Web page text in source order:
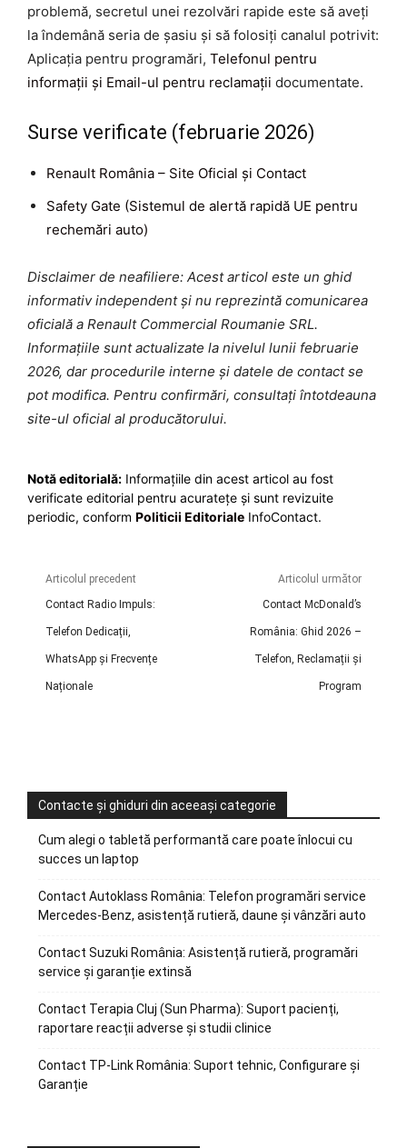
problemă, secretul unei rezolvări rapide este să aveți
la îndemână seria de șasiu și să folosiți canalul potrivit:
Aplicația pentru programări, Telefonul pentru
informații și Email-ul pentru reclamații documentate.
Surse verificate (februarie 2026)
Renault România – Site Oficial și Contact
Safety Gate (Sistemul de alertă rapidă UE pentru
rechemări auto)
Disclaimer de neafiliere: Acest articol este un ghid
informativ independent și nu reprezintă comunicarea
oficială a Renault Commercial Roumanie SRL.
Informațiile sunt actualizate la nivelul lunii februarie
2026, dar procedurile interne și datele de contact se
pot modifica. Pentru confirmări, consultați întotdeauna
site-ul oficial al producătorului.
Notă editorială: Informațiile din acest articol au fost
verificate editorial pentru acuratețe și sunt revizuite
periodic, conform Politicii Editoriale InfoContact.
Articolul precedent
Contact Radio Impuls:
Telefon Dedicații,
WhatsApp și Frecvențe
Naționale
Articolul următor
Contact McDonald’s
România: Ghid 2026 –
Telefon, Reclamații și
Program
Contacte și ghiduri din aceeași categorie
Cum alegi o tabletă performantă care poate înlocui cu
succes un laptop
Contact Autoklass România: Telefon programări service
Mercedes-Benz, asistență rutieră, daune și vânzări auto
Contact Suzuki România: Asistență rutieră, programări
service și garanție extinsă
Contact Terapia Cluj (Sun Pharma): Suport pacienți,
raportare reacții adverse și studii clinice
Contact TP-Link România: Suport tehnic, Configurare și
Garanție